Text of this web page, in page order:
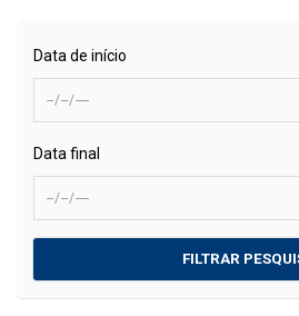
Data de início
Data final
FILTRAR